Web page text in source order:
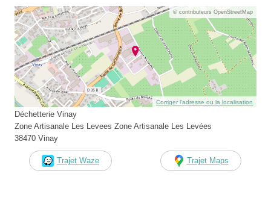
© contributeurs OpenStreetMap
Corriger l’adresse ou la localisation
Déchetterie Vinay
Zone Artisanale Les Levees Zone Artisanale Les Levées
38470 Vinay
Trajet Waze Trajet Maps